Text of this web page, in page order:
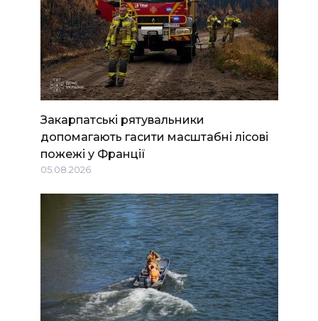
Закарпатські рятувальники
допомагають гасити масштабні лісові
пожежі у Франції
05.08.2026